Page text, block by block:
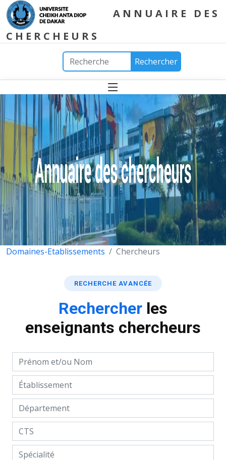
ANNUAIRE DES
CHERCHEURS
Rechercher
Domaines-Etablissements Chercheurs
RECHERCHE AVANCÉE
Rechercher les
enseignants chercheurs